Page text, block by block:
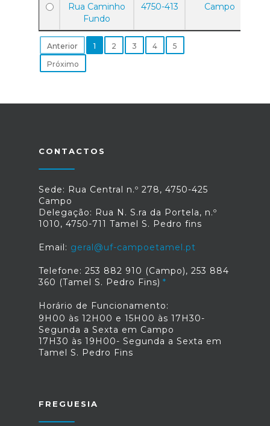
Rua Caminho
Fundo
4750-413 Campo
Anterior 1 2 3 4
5
Próximo
CONTACTOS
Sede: Rua Central n.º 278, 4750-425
Campo
Delegação: Rua N. S.ra da Portela, n.º
1010, 4750-711 Tamel S. Pedro fins
Email: geral@uf-campoetamel.pt
Telefone: 253 882 910 (Campo), 253 884
360 (Tamel S. Pedro Fins)
Horário de Funcionamento:
9H00 às 12H00 e 15H00 às 17H30-
Segunda a Sexta em Campo
17H30 às 19H00- Segunda a Sexta em
Tamel S. Pedro Fins
FREGUESIA